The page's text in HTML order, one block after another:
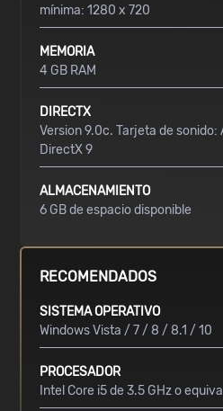
mínima: 1280 x 720
MEMORIA
4 GB RAM
DIRECTX
Version 9.0c. Tarjeta de
DirectX 9
ALMACENAMIENTO
6 GB de espacio disponible
RECOMENDADOS
SISTEMA OPERATIVO
Windows Vista / 7 / 8 / 8.1 / 10
PROCESADOR
Intel Core i5 de 3.5 GHz o